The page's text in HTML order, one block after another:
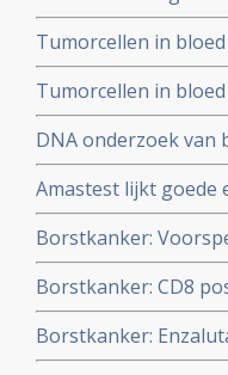
HER2-negatieve
Tumorcellen in
voorspellen door
vergelijking met
Tumorcellen in
voorspellen door
vergelijking met
DNA onderzoek van
effectieve
Amastest lijkt goede
tonen grote
Borstkanker:
en uitgezaaide
Borstkanker: CD8
voorspellen als
overlijden aan
borstkanker copy 2
Borstkanker:
negatieve